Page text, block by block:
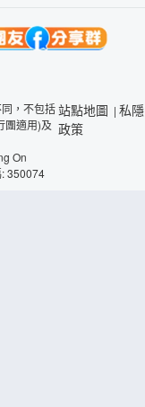
，不包括
團適用)及
On
350074
站點地圖 | 私隱
政策